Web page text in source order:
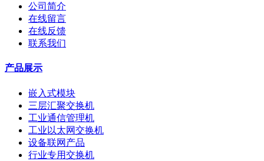
公司简介
在线留言
在线反馈
联系我们
产品展示
嵌入式模块
三层汇聚交换机
工业通信管理机
工业以太网交换机
设备联网产品
行业专用交换机